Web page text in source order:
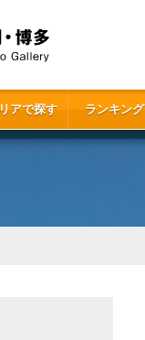
アで探す ランキング